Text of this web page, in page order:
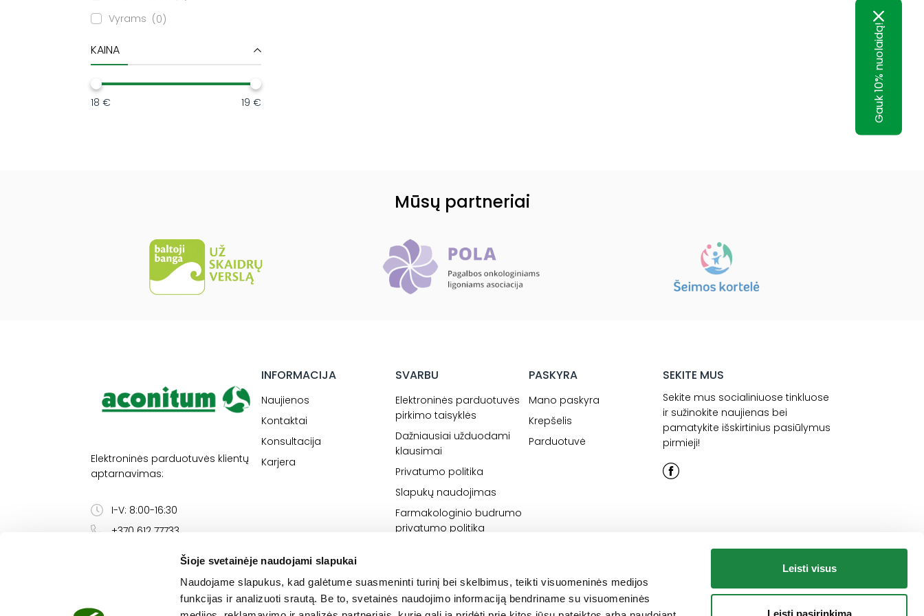
Šioje svetainėje naudojami slapukai
Naudojame slapukus, kad galėtume suasmeninti turinį bei skelbimus, teikti visuomeninės medijos
funkcijas ir analizuoti srautą. Be to, svetainės naudojimo informaciją bendriname su visuomeninės
Leisti visus
Leisti pasirinkimą
Vyrams
0
KAINA
18 € 19 €
Mūsų partneriai
Elektroninės parduotuvės klientų
aptarnavimas:
I-V: 8:00-16:30
+370 612 77733
INFORMACIJA
Naujienos
Kontaktai
Konsultacija
Karjera
SVARBU
Elektroninės parduotuvės
pirkimo taisyklės
Dažniausiai užduodami
klausimai
Privatumo politika
Slapukų naudojimas
Farmakologinio budrumo
privatumo politika
PASKYRA
Mano paskyra
Krepšelis
Parduotuvė
SEKITE MUS
Sekite mus socialiniuose tinkluose
ir sužinokite naujienas bei
pamatykite išskirtinius pasiūlymus
pirmieji!
Gauk 10% nuolaidą!